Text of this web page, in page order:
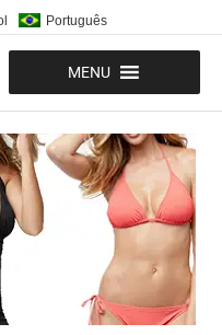
Português
MENU